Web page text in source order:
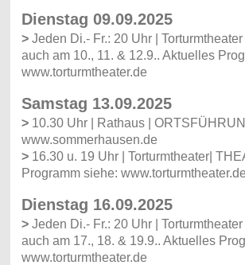
Dienstag 09.09.2025
> Jeden Di.- Fr.: 20 Uhr |
auch am 10., 11. & 12.9.. Aktuelles
www.torturmtheater.de
Samstag 13.09.2025
> 10.30 Uhr | Rathaus |
www.sommerhausen.de
> 16.30 u. 19 Uhr | Torturmtheater|
Programm siehe: www.torturmtheater.de
Dienstag 16.09.2025
> Jeden Di.- Fr.: 20 Uhr |
auch am 17., 18. & 19.9.. Aktuelles
www.torturmtheater.de